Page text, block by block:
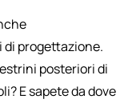
progettazione.
posteriori di
E sapete da dove